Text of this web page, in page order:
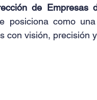
de Empresas
posiciona como
con visión, precisión